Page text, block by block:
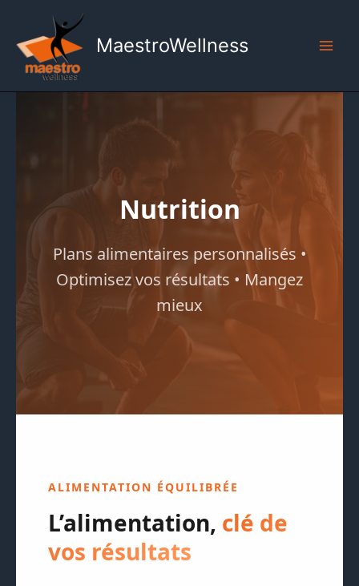
contenu
MaestroWellness
Nutrition
Plans alimentaires personnalisés •
Optimisez vos résultats • Mangez
mieux
ALIMENTATION ÉQUILIBRÉE
L’alimentation, clé de
vos résultats